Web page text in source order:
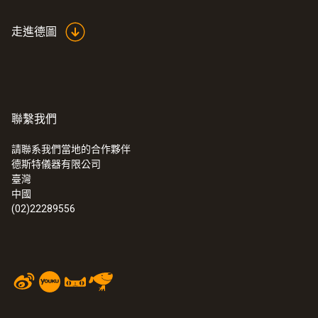
走進德圖
聯繫我們
請聯系我們當地的合作夥伴
德斯特儀器有限公司
臺灣
中國
(02)22289556